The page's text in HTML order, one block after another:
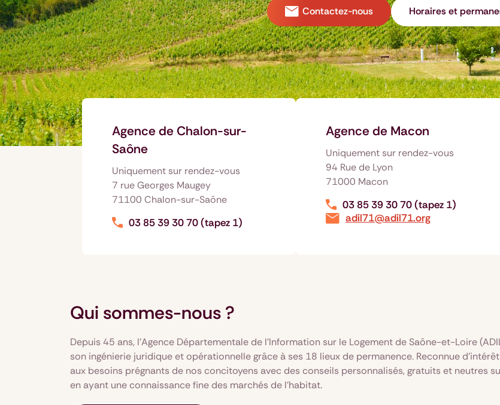
Contactez-nous Horaires et
Agence de Chalon-sur-
Saône
Uniquement sur rendez-vous
7 rue Georges Maugey
71100 Chalon-sur-Saône
03 85 39 30 70 (tapez 1)
Agence de Macon
Uniquement sur rendez-vous
94 Rue de Lyon
71000 Macon
03 85 39 30 70 (tapez 1)
adil71@adil71.org
Qui sommes-nous ?
Depuis 45 ans, l’Agence Départementale de l’Information sur le Logement de Saône-et-Loire
son ingénierie juridique et opérationnelle grâce à ses 18 lieux de permanence. Reconnue
aux besoins prégnants de nos concitoyens avec des conseils personnalisés, gratuits et
en ayant une connaissance fine des marchés de l’habitat.